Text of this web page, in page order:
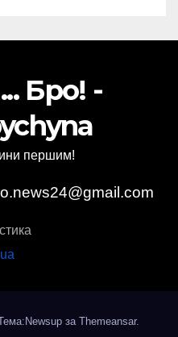
Бро! -
першим!
заThemeansar.